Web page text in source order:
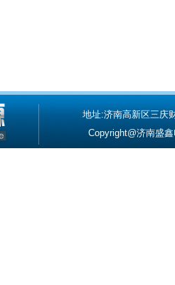
:地址:济南高新区三
Copyright@济南盛